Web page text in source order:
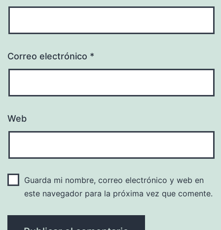
Correo electrónico *
Web
Guarda mi nombre, correo electrónico y web en
este navegador para la próxima vez que comente.